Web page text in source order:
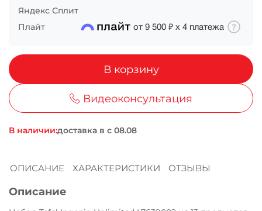
В корзину
Видеоконсультация
Яндекс Сплит
Плайт
от 9 500 ₽ х 4 платежа
В наличии:доставка в
ОПИСАНИЕ ХАРАКТЕРИСТИКИ ОТЗЫВЫ
Описание
списываться
каждые 2 недели
об оплате Плайтом
раз в 2 недели
plait.ru